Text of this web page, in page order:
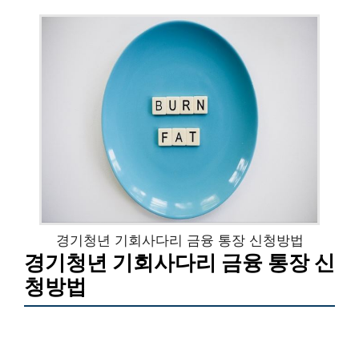
경기청년 기회사다리 금융 통장 신청방법
경기청년 기회사다리 금융 통장 신
청방법